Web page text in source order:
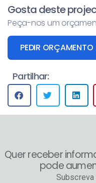
Gosta deste
Peça-nos um
PEDIR ORÇAMENTO
Partilhar:
Quer receber
pode